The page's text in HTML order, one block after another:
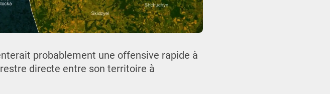
probablement une offensive rapide à
directe entre son territoire à